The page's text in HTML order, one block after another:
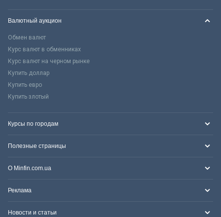
Валютный аукцион
Обмен валют
Курс валют в обменниках
Курс валют на черном рынке
Купить доллар
Купить евро
Купить злотый
Курсы по городам
Полезные страницы
О Minfin.com.ua
Реклама
Новости и статьи